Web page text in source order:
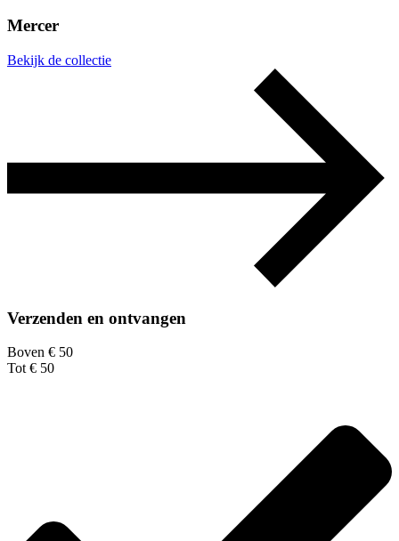
Mercer
Bekijk de collectie
Verzenden en ontvangen
Boven € 50
Tot € 50